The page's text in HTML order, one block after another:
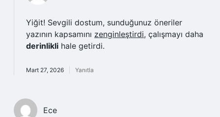
Yiğit! Sevgili dostum, sunduğunuz öneriler
yazının kapsamını zenginleştirdi, çalışmayı daha
derinlikli hale getirdi.
Mart 27, 2026 Yanıtla
Ece